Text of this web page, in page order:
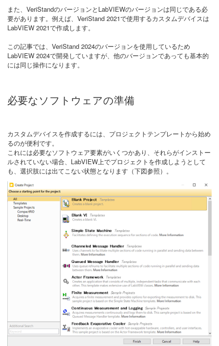
また、VeriStandのバージョンとLabVIEWのバージョンは同じである必
要があります。例えば、VeriStand 2021で使用するカスタムデバイスは
LabVIEW 2021で作成します。
この記事では、VeriStand 2024のバージョンを使用しているため
LabVIEW 2024で開発していますが、他のバージョンであっても基本的
には同じ操作になります。
必要なソフトウェアの準備
カスタムデバイスを作成するには、プロジェクトテンプレートから始め
るのが便利です。
これには必要なソフトウェア要素がいくつかあり、それらがインストー
ルされていない場合、LabVIEW上でプロジェクトを作成しようとして
も、選択肢には出てこない状態となります（下図参照）。